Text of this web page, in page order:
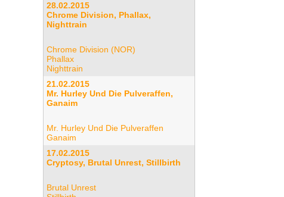
28.02.2015
Chrome Division, Phallax,
Nighttrain
Chrome Division (NOR)
Phallax
Nighttrain
21.02.2015
Mr. Hurley Und Die Pulveraffen,
Ganaim
Mr. Hurley Und Die Pulveraffen
Ganaim
17.02.2015
Cryptosy, Brutal Unrest, Stillbirth
Brutal Unrest